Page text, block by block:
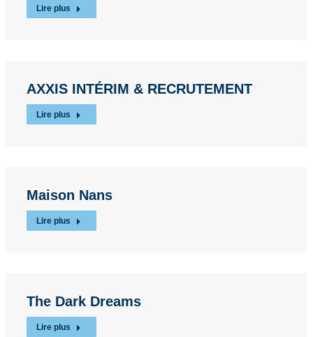
Lire plus
AXXIS INTÉRIM & RECRUTEMENT
Lire plus
Maison Nans
Lire plus
The Dark Dreams
Lire plus